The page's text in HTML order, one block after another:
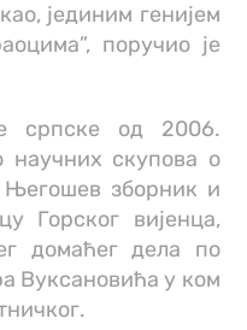
јединим генијем
поручио је
српске од 2006.
научних скупова о
Његошев зборник и
Горског вијенца,
домаћег дела по
Вуксановића у ком